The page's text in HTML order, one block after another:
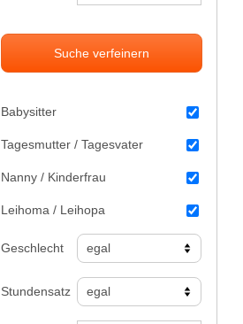
Suche verfeinern
Babysitter
Tagesmutter / Tagesvater
Nanny / Kinderfrau
Leihoma / Leihopa
Geschlecht
Stundensatz